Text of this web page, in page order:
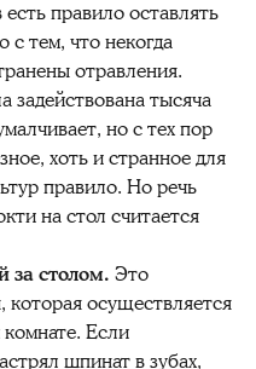
правило оставлять
с тем, что некогда
отравления.
тысяча
но с тех пор
хоть и странное для
правило. Но речь
на стол считается
за столом. Это
осуществляется
Если
шпинат в зубах,